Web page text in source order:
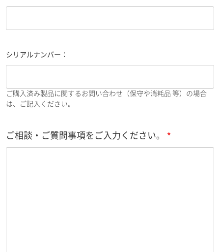
シリアルナンバー：
ご購入済み製品に関するお問い合わせ（保守や消耗品 等）の場合
は、ご記入ください。
ご相談・ご質問事項をご入力ください。